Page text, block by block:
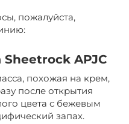
пожалуйста,
APJC
похожая на крем,
после открытия
цвета с бежевым
запах.